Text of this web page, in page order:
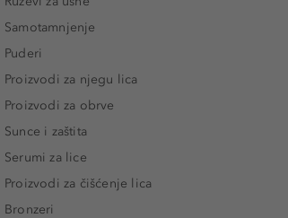
Samotamnjenje
Puderi
Proizvodi za njegu lica
Proizvodi za obrve
Sunce i zaštita
Serumi za lice
Proizvodi za čišćenje lica
Bronzeri